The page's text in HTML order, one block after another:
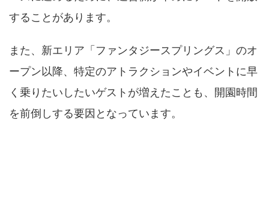
することがあります。
また、新エリア「ファンタジースプリングス」のオ
ープン以降、特定のアトラクションやイベントに早
く乗りたいしたいゲストが増えたことも、開園時間
を前倒しする要因となっています。